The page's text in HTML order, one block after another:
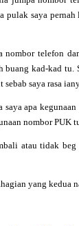
pulak saya
nombor telefon
buang kad-kad tu.
saya rasa
apa
nombor PUK
atau tidak
yang kedua